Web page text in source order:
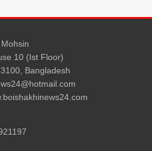
10 (Ist Floor)
Bangladesh